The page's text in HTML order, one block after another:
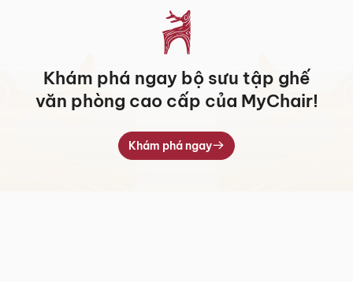
Khám phá ngay bộ sưu tập ghế
văn phòng cao cấp của MyChair!
Khám phá ngay